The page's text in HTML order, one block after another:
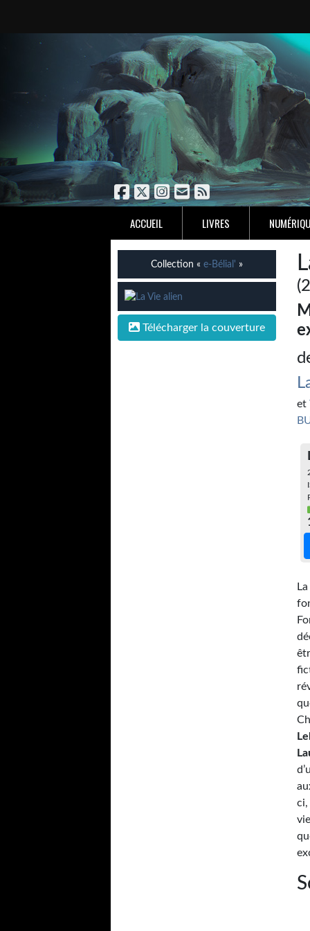
ACCUEIL LIVRES
Collection «e-Bélial' »
Télécharger la couverture
et
ci,